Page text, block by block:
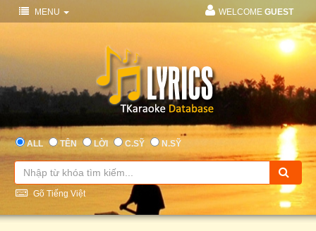
MENU WELCOME GUEST
ALL TÊN LỜI C.SỸ N.SỸ
Gõ Tiếng Việt